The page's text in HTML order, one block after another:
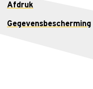
Afdruk
Gegevensbescherming